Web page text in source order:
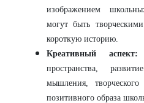
изображением
могут быть
короткую историю.
Креативный аспект:
пространства,
мышления,
позитивного образа